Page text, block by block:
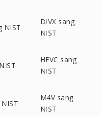
NIST
DIVX sang
NIST
HEVC sang
NIST
M4V sang
NIST